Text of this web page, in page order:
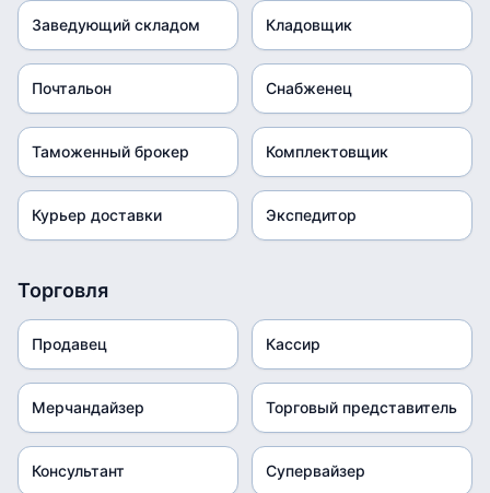
Заведующий складом Кладовщик
Почтальон Снабженец
Таможенный брокер Комплектовщик
Курьер доставки Экспедитор
Торговля
Продавец Кассир
Мерчандайзер Торговый представитель
Консультант Супервайзер